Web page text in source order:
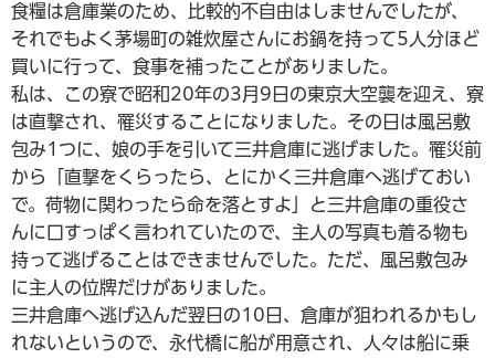
食糧は倉庫業のため、比較的不自由はしませんでしたが、
それでもよく茅場町の雑炊屋さんにお鍋を持って5人分ほど
買いに行って、食事を補ったことがありました。
私は、この寮で昭和20年の3月9日の東京大空襲を迎え、寮
は直撃され、罹災することになりました。その日は風呂敷
包み1つに、娘の手を引いて三井倉庫に逃げました。罹災前
から「直撃をくらったら、とにかく三井倉庫へ逃げておい
で。荷物に関わったら命を落とすよ」と三井倉庫の重役さ
んに口すっぱく言われていたので、主人の写真も着る物も
持って逃げることはできませんでした。ただ、風呂敷包み
に主人の位牌だけがありました。
三井倉庫へ逃げ込んだ翌日の10日、倉庫が狙われるかもし
れないというので、永代橋に船が用意され、人々は船に乗